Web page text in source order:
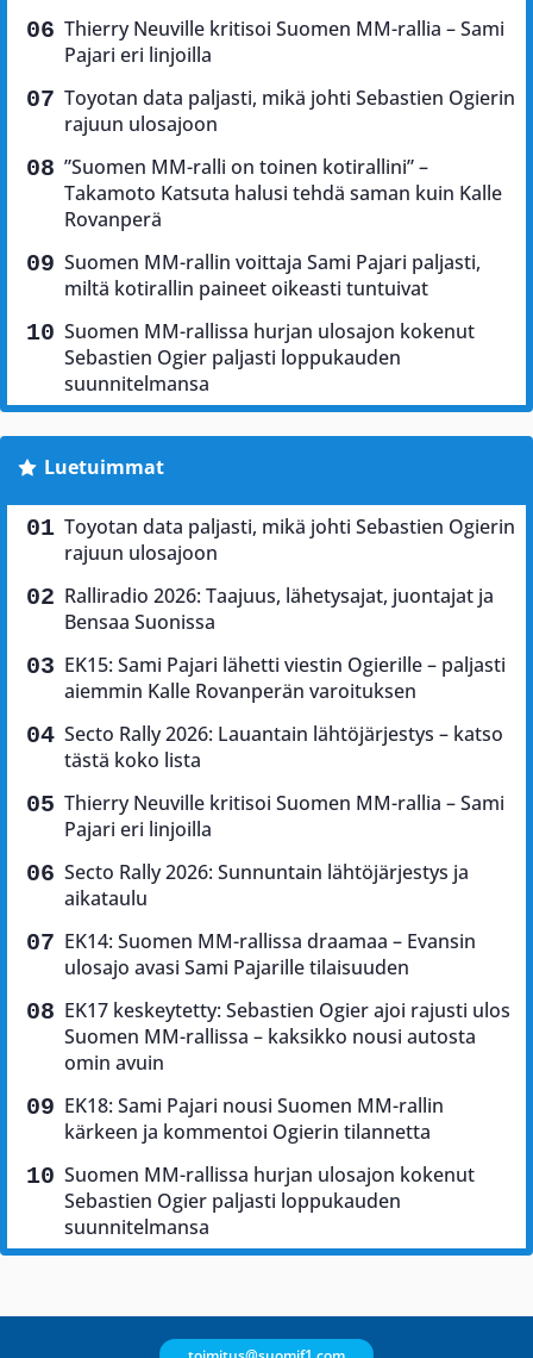
Thierry Neuville kritisoi Suomen MM-rallia – Sami
Pajari eri linjoilla
Toyotan data paljasti, mikä johti Sebastien Ogierin
rajuun ulosajoon
”Suomen MM-ralli on toinen kotirallini” –
Takamoto Katsuta halusi tehdä saman kuin Kalle
Rovanperä
Suomen MM-rallin voittaja Sami Pajari paljasti,
miltä kotirallin paineet oikeasti tuntuivat
Suomen MM-rallissa hurjan ulosajon kokenut
Sebastien Ogier paljasti loppukauden
suunnitelmansa
Luetuimmat
Toyotan data paljasti, mikä johti Sebastien Ogierin
rajuun ulosajoon
Ralliradio 2026: Taajuus, lähetysajat, juontajat ja
Bensaa Suonissa
EK15: Sami Pajari lähetti viestin Ogierille – paljasti
aiemmin Kalle Rovanperän varoituksen
Secto Rally 2026: Lauantain lähtöjärjestys – katso
tästä koko lista
Thierry Neuville kritisoi Suomen MM-rallia – Sami
Pajari eri linjoilla
Secto Rally 2026: Sunnuntain lähtöjärjestys ja
aikataulu
EK14: Suomen MM-rallissa draamaa – Evansin
ulosajo avasi Sami Pajarille tilaisuuden
EK17 keskeytetty: Sebastien Ogier ajoi rajusti ulos
Suomen MM-rallissa – kaksikko nousi autosta
omin avuin
EK18: Sami Pajari nousi Suomen MM-rallin
kärkeen ja kommentoi Ogierin tilannetta
Suomen MM-rallissa hurjan ulosajon kokenut
Sebastien Ogier paljasti loppukauden
suunnitelmansa